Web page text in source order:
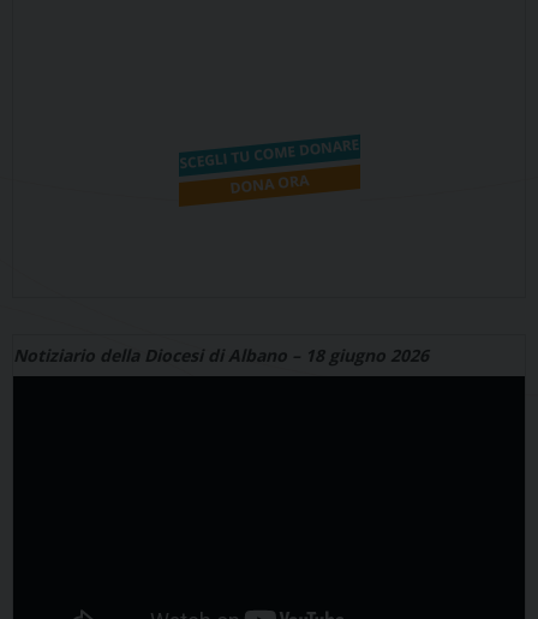
Notiziario della Diocesi di Albano – 18 giugno 2026